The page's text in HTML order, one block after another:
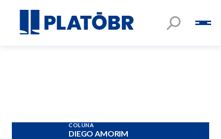
COLUNA
DIEGO AMORIM